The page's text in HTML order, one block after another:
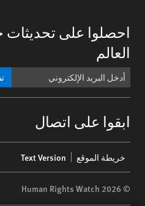
احصلوا على
العالم
ابقوا على اتصال
menu
خريطة الموقع Text Version
© 2026 Human Rights Watch